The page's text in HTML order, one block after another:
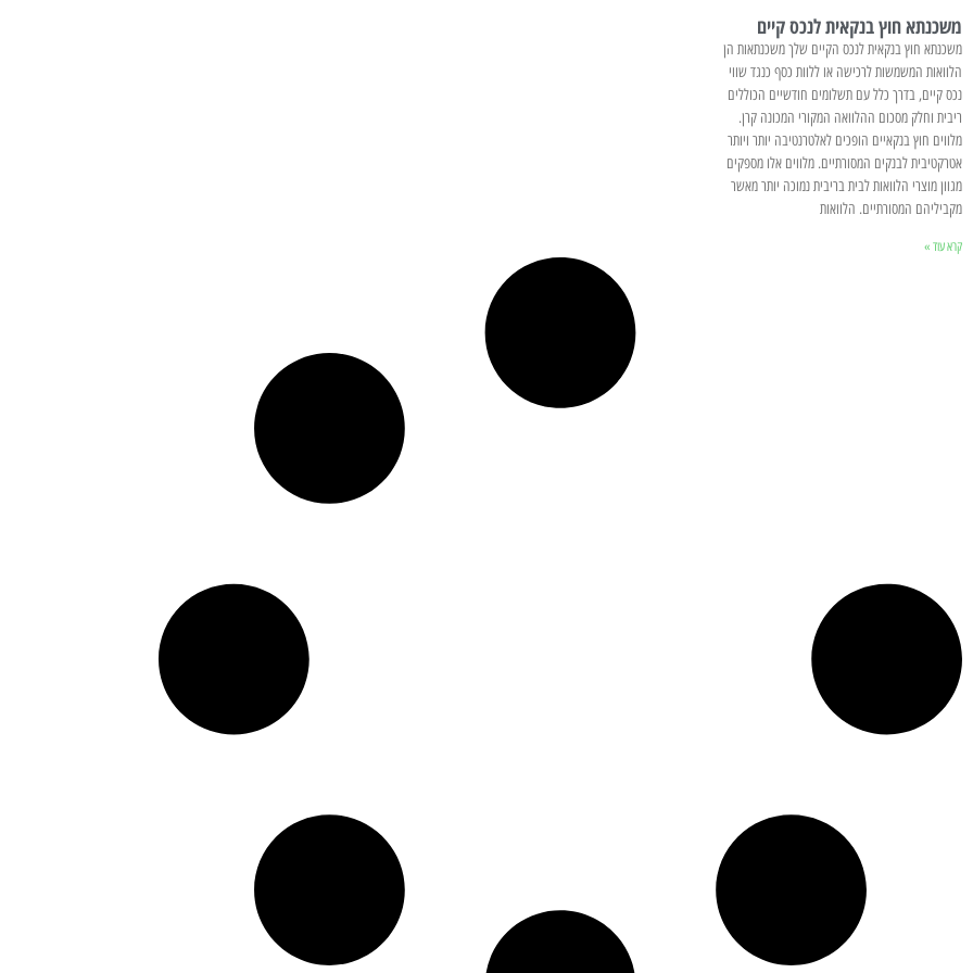
משכנתא חוץ בנקאית לנכס קיים
משכנתא חוץ בנקאית לנכס הקיים שלך משכנתאות הן
הלוואות המשמשות לרכישה או ללוות כסף כנגד שווי
נכס קיים, בדרך כלל עם תשלומים חודשיים הכוללים
ריבית וחלק מסכום ההלוואה המקורי המכונה קרן.
מלווים חוץ בנקאיים הופכים לאלטרנטיבה יותר ויותר
אטרקטיבית לבנקים המסורתיים. מלווים אלו מספקים
מגוון מוצרי הלוואות לבית בריבית נמוכה יותר מאשר
מקביליהם המסורתיים. הלוואות
קרא עוד »